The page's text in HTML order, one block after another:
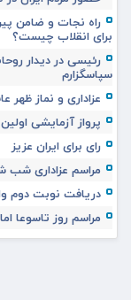
راه نجات و ضامن
برای انقلاب چیست؟
رئیسی در دیدار
سپاسگزارم
عزاداری و نماز ظهر
پرواز آزمایشی
رای برای ایران عزیز
مراسم عزاداری شب
دریافت نوبت دوم
مراسم روز تاسوعا